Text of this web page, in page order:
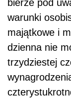
bierze pod
warunki
majątkowe i
dzienna nie
trzydziestej